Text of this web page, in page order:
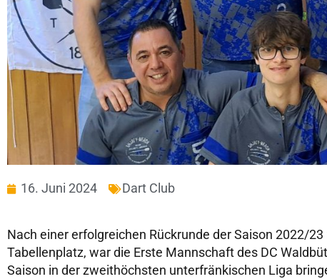
16. Juni 2024 Dart Club
Nach einer erfolgreichen Rückrunde der Saison 2022/
Tabellenplatz, war die Erste Mannschaft des DC
Saison in der zweithöchsten unterfränkischen Liga